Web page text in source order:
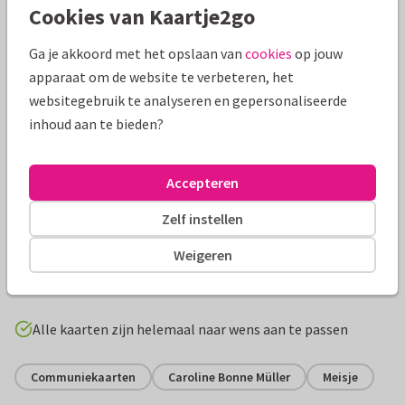
Productinformatie
Romantische communie uitnodiging met bloemen, hout
Alle kaarten zijn helemaal naar wens aan te passen
Communiekaarten Caroline Bonne Müller Meisje
Cookies van Kaartje2go
Ga je akkoord met het opslaan van cookies op jouw
apparaat om de website te verbeteren, het
websitegebruik te analyseren en gepersonaliseerde
inhoud aan te bieden?
Weigeren
Zelf instellen
Accepteren